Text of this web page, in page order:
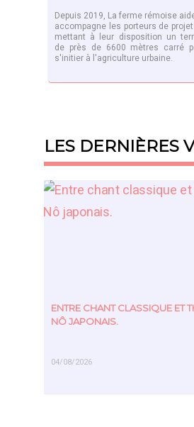
Depuis 2019, La ferme rémoise
accompagne les porteurs de
mettant à leur disposition un
de près de 6600 mètres carré
s'initier à l'agriculture urbaine.
LES DERNIÈRES
ENTRE CHANT CLASSIQUE ET
NÔ JAPONAIS.
04/08/2026